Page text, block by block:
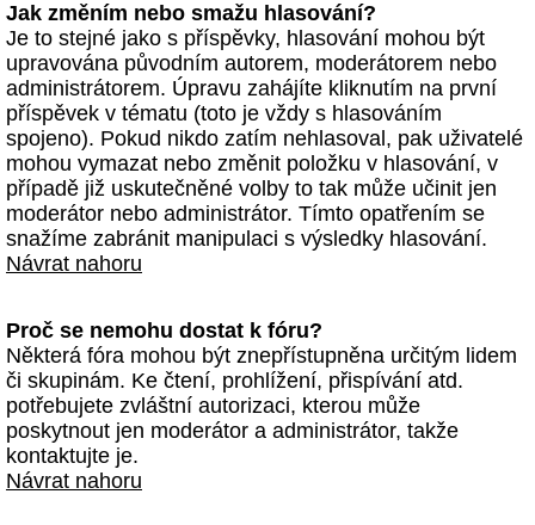
Jak změním nebo smažu hlasování?
Je to stejné jako s příspěvky, hlasování mohou být
upravována původním autorem, moderátorem nebo
administrátorem. Úpravu zahájíte kliknutím na první
příspěvek v tématu (toto je vždy s hlasováním
spojeno). Pokud nikdo zatím nehlasoval, pak uživatelé
mohou vymazat nebo změnit položku v hlasování, v
případě již uskutečněné volby to tak může učinit jen
moderátor nebo administrátor. Tímto opatřením se
snažíme zabránit manipulaci s výsledky hlasování.
Návrat nahoru
Proč se nemohu dostat k fóru?
Některá fóra mohou být znepřístupněna určitým lidem
či skupinám. Ke čtení, prohlížení, přispívání atd.
potřebujete zvláštní autorizaci, kterou může
poskytnout jen moderátor a administrátor, takže
kontaktujte je.
Návrat nahoru